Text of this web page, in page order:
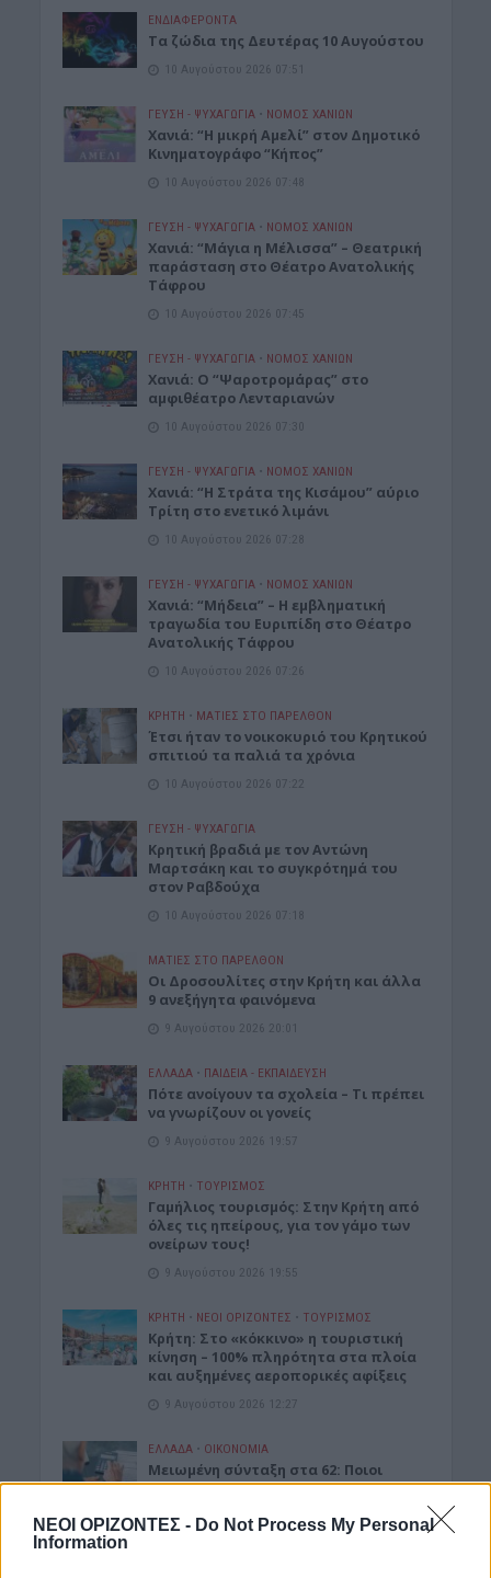
ΝΕΟΙ ΟΡΙΖΟΝΤΕΣ - Do Not Process My Personal
Information
ΕΝΔΙΑΦΕΡΟΝΤΑ
Τα ζώδια της Δευτέρας 10 Αυγούστου
10 Αυγούστου 2026 07:51
ΓΕΎΣΗ - ΨΥΧΑΓΩΓΊΑ • ΝΟΜΌΣ ΧΑΝΊΩΝ
Χανιά: “Η μικρή Αμελί” στον Δημοτικό
Κινηματογράφο “Κήπος”
10 Αυγούστου 2026 07:48
ΓΕΎΣΗ - ΨΥΧΑΓΩΓΊΑ • ΝΟΜΌΣ ΧΑΝΊΩΝ
Χανιά: “Μάγια η Μέλισσα” – Θεατρική
παράσταση στο Θέατρο Ανατολικής
Τάφρου
10 Αυγούστου 2026 07:45
ΓΕΎΣΗ - ΨΥΧΑΓΩΓΊΑ • ΝΟΜΌΣ ΧΑΝΊΩΝ
Xανιά: Ο “Ψαροτρομάρας” στο
αμφιθέατρο Λενταριανών
10 Αυγούστου 2026 07:30
ΓΕΎΣΗ - ΨΥΧΑΓΩΓΊΑ • ΝΟΜΌΣ ΧΑΝΊΩΝ
Χανιά: “Η Στράτα της Κισάμου” αύριο
Τρίτη στο ενετικό λιμάνι
10 Αυγούστου 2026 07:28
ΓΕΎΣΗ - ΨΥΧΑΓΩΓΊΑ • ΝΟΜΌΣ ΧΑΝΊΩΝ
Χανιά: “Μήδεια” – Η εμβληματική
τραγωδία του Ευριπίδη στο Θέατρο
Ανατολικής Τάφρου
10 Αυγούστου 2026 07:26
ΚΡΗΤΗ • ΜΑΤΙΕΣ ΣΤΟ ΠΑΡΕΛΘΟΝ
Έτσι ήταν το νοικοκυριό του Κρητικού
σπιτιού τα παλιά τα χρόνια
10 Αυγούστου 2026 07:22
ΓΕΎΣΗ - ΨΥΧΑΓΩΓΊΑ
Kρητική βραδιά με τον Αντώνη
Μαρτσάκη και το συγκρότημά του
στον Ραβδούχα
10 Αυγούστου 2026 07:18
ΜΑΤΙΕΣ ΣΤΟ ΠΑΡΕΛΘΟΝ
Οι Δροσουλίτες στην Κρήτη και άλλα
9 ανεξήγητα φαινόμενα
9 Αυγούστου 2026 20:01
ΕΛΛΑΔΑ • ΠΑΙΔΕΙΑ - ΕΚΠΑΙΔΕΥΣΗ
Πότε ανοίγουν τα σχολεία – Τι πρέπει
να γνωρίζουν οι γονείς
9 Αυγούστου 2026 19:57
ΚΡΗΤΗ • ΤΟΥΡΙΣΜΟΣ
Γαμήλιος τουρισμός: Στην Κρήτη από
όλες τις ηπείρους, για τον γάμο των
ονείρων τους!
9 Αυγούστου 2026 19:55
ΚΡΗΤΗ • ΝΕΟΙ ΟΡΙΖΟΝΤΕΣ • ΤΟΥΡΙΣΜΟΣ
Κρήτη: Στο «κόκκινο» η τουριστική
κίνηση – 100% πληρότητα στα πλοία
και αυξημένες αεροπορικές αφίξεις
9 Αυγούστου 2026 12:27
ΕΛΛΑΔΑ • ΟΙΚΟΝΟΜΙΑ
Μειωμένη σύνταξη στα 62: Ποιοι
κερδίζουν έως 86.000 ευρώ
9 Αυγούστου 2026 12:18